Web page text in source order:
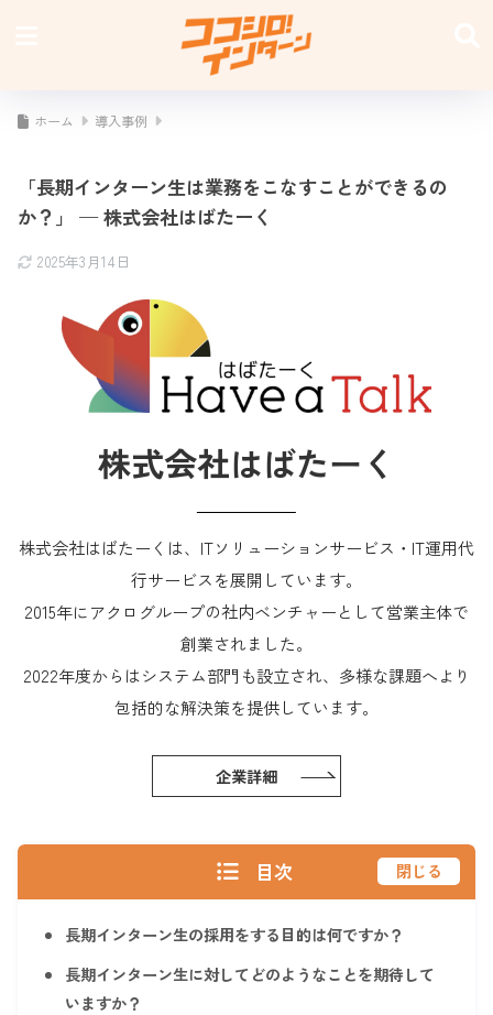
ホーム 導入事例
「長期インターン生は業務をこなすことができるの
か？」 — 株式会社はばたーく
2025年3月14日
株式会社はばたーく
株式会社はばたーくは、ITソリューションサービス・IT運用代
行サービスを展開しています。
2015年にアクログループの社内ベンチャーとして営業主体で
創業されました。
2022年度からはシステム部門も設立され、多様な課題へより
包括的な解決策を提供しています。
企業詳細
目次 閉じる
長期インターン生の採用をする目的は何ですか？
長期インターン生に対してどのようなことを期待して
いますか？